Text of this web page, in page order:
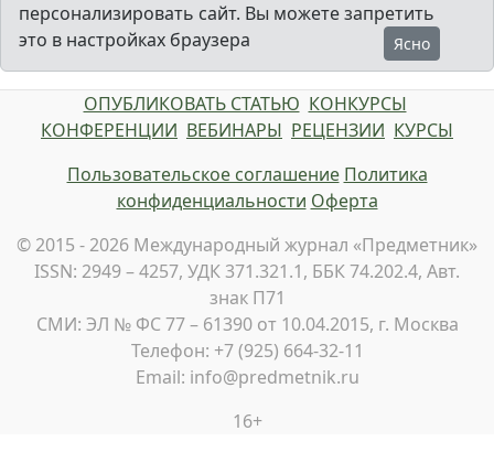
персонализировать сайт. Вы можете запретить
это в настройках браузера
Ясно
ОПУБЛИКОВАТЬ СТАТЬЮ КОНКУРСЫ
КОНФЕРЕНЦИИ ВЕБИНАРЫ РЕЦЕНЗИИ КУРСЫ
Пользовательское соглашение Политика
конфиденциальности Оферта
© 2015 - 2026 Международный журнал «Предметник»
ISSN: 2949 – 4257, УДК 371.321.1, ББК 74.202.4, Авт.
знак П71
СМИ: ЭЛ № ФС 77 – 61390 от 10.04.2015, г. Москва
Телефон: +7 (925) 664-32-11
Email: info@predmetnik.ru
16+